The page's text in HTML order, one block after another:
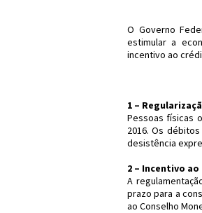
O Governo
estimular a
incentivo ao
1 –
Pessoas físicas
2016. Os
desistência
2 – Incentivo
A
prazo para a
ao Conselho